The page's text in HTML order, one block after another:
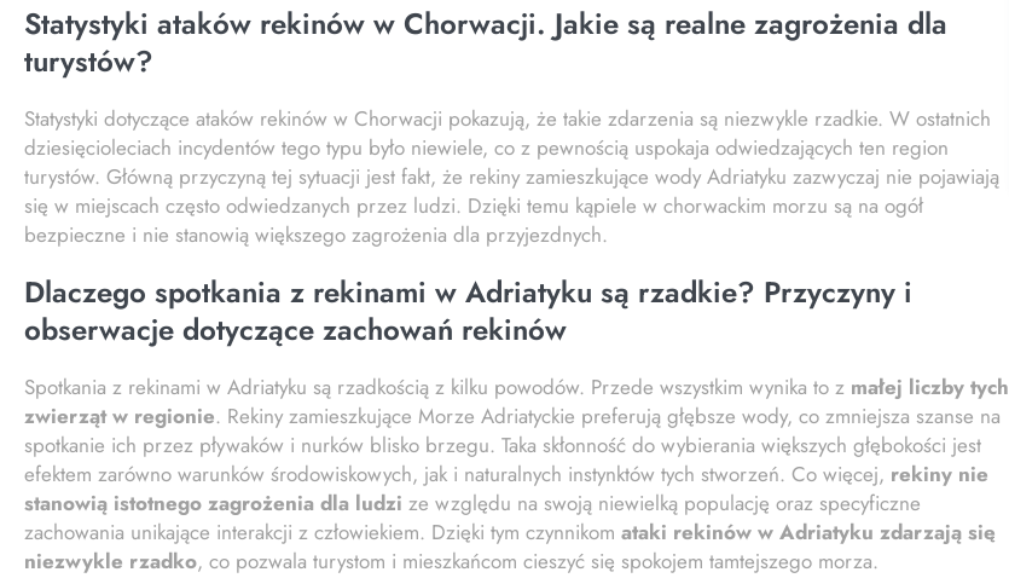
Statystyki ataków rekinów w Chorwacji. Jakie są realne zagrożenia dla
turystów?
Statystyki dotyczące ataków rekinów w Chorwacji pokazują, że takie zdarzenia są niezwykle rzadkie. W ostatnich
dziesięcioleciach incydentów tego typu było niewiele, co z pewnością uspokaja odwiedzających ten region
turystów. Główną przyczyną tej sytuacji jest fakt, że rekiny zamieszkujące wody Adriatyku zazwyczaj nie pojawiają
się w miejscach często odwiedzanych przez ludzi. Dzięki temu kąpiele w chorwackim morzu są na ogół
bezpieczne i nie stanowią większego zagrożenia dla przyjezdnych.
Dlaczego spotkania z rekinami w Adriatyku są rzadkie? Przyczyny i
obserwacje dotyczące zachowań rekinów
Spotkania z rekinami w Adriatyku są rzadkością z kilku powodów. Przede wszystkim wynika to z małej liczby tych
zwierząt w regionie. Rekiny zamieszkujące Morze Adriatyckie preferują głębsze wody, co zmniejsza szanse na
spotkanie ich przez pływaków i nurków blisko brzegu. Taka skłonność do wybierania większych głębokości jest
efektem zarówno warunków środowiskowych, jak i naturalnych instynktów tych stworzeń. Co więcej, rekiny nie
stanowią istotnego zagrożenia dla ludzi ze względu na swoją niewielką populację oraz specyficzne
zachowania unikające interakcji z człowiekiem. Dzięki tym czynnikom ataki rekinów w Adriatyku zdarzają się
niezwykle rzadko, co pozwala turystom i mieszkańcom cieszyć się spokojem tamtejszego morza.